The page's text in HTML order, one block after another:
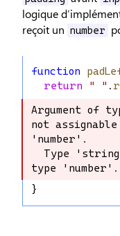
logique
reçoit un number
function
return
" " .
Argument of
not
'number'.
type 'number'.
Argument of
not
'number'.
type 'number'.
}